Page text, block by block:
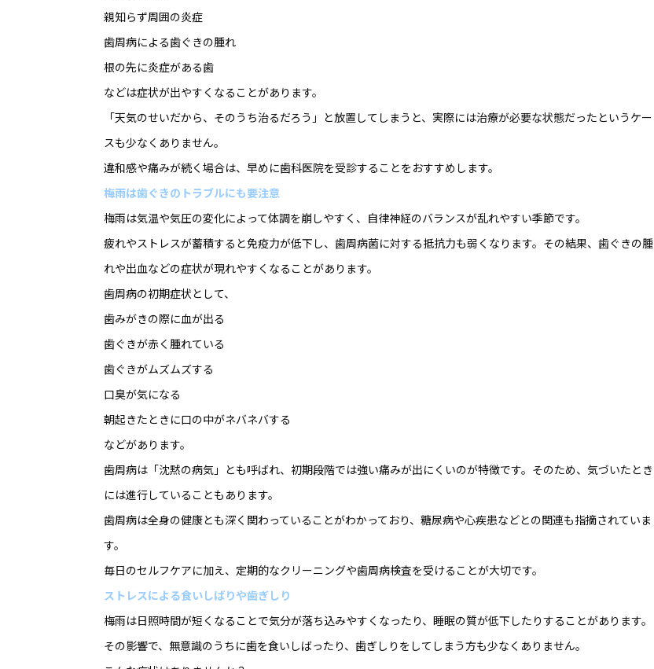
親知らず周囲の炎症
歯周病による歯ぐきの腫れ
根の先に炎症がある歯
などは症状が出やすくなることがあります。
「天気のせいだから、そのうち治るだろう」と放置してしまうと、実際には治療が必要な状態だったというケー
スも少なくありません。
違和感や痛みが続く場合は、早めに歯科医院を受診することをおすすめします。
梅雨は歯ぐきのトラブルにも要注意
梅雨は気温や気圧の変化によって体調を崩しやすく、自律神経のバランスが乱れやすい季節です。
疲れやストレスが蓄積すると免疫力が低下し、歯周病菌に対する抵抗力も弱くなります。その結果、歯ぐきの腫
れや出血などの症状が現れやすくなることがあります。
歯周病の初期症状として、
歯みがきの際に血が出る
歯ぐきが赤く腫れている
歯ぐきがムズムズする
口臭が気になる
朝起きたときに口の中がネバネバする
などがあります。
歯周病は「沈黙の病気」とも呼ばれ、初期段階では強い痛みが出にくいのが特徴です。そのため、気づいたとき
には進行していることもあります。
歯周病は全身の健康とも深く関わっていることがわかっており、糖尿病や心疾患などとの関連も指摘されていま
す。
毎日のセルフケアに加え、定期的なクリーニングや歯周病検査を受けることが大切です。
ストレスによる食いしばりや歯ぎしり
梅雨は日照時間が短くなることで気分が落ち込みやすくなったり、睡眠の質が低下したりすることがあります。
その影響で、無意識のうちに歯を食いしばったり、歯ぎしりをしてしまう方も少なくありません。